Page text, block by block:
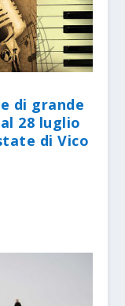
di grande
28 luglio
di Vico